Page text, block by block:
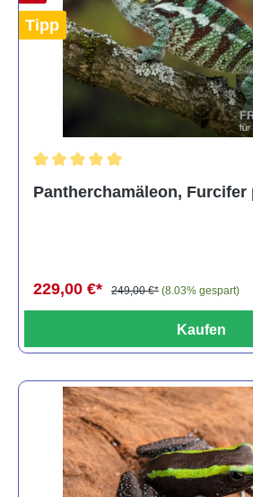
Tipp
Pantherchamäleon, Furcifer
229,00 €* 249,00 €* (8.03% gespart)
Kaufen